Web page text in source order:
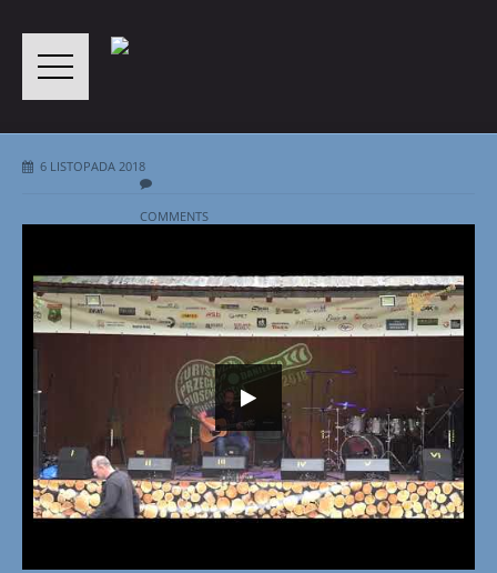
6 LISTOPADA 2018
COMMENTS